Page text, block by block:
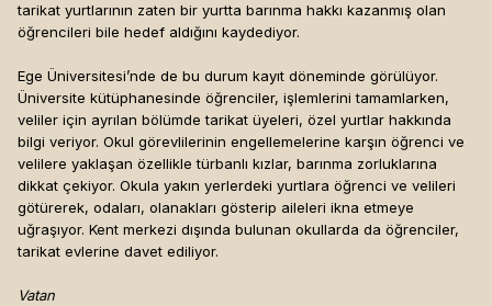
tarikat yurtlarının zaten bir yurtta barınma hakkı kazanmış olan
öğrencileri bile hedef aldığını kaydediyor.
Ege Üniversitesi’nde de bu durum kayıt döneminde görülüyor.
Üniversite kütüphanesinde öğrenciler, işlemlerini tamamlarken,
veliler için ayrılan bölümde tarikat üyeleri, özel yurtlar hakkında
bilgi veriyor. Okul görevlilerinin engellemelerine karşın öğrenci ve
velilere yaklaşan özellikle türbanlı kızlar, barınma zorluklarına
dikkat çekiyor. Okula yakın yerlerdeki yurtlara öğrenci ve velileri
götürerek, odaları, olanakları gösterip aileleri ikna etmeye
uğraşıyor. Kent merkezi dışında bulunan okullarda da öğrenciler,
tarikat evlerine davet ediliyor.
Vatan